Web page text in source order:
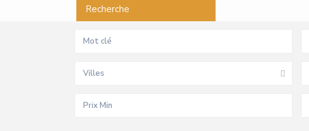
Recherche
Villes